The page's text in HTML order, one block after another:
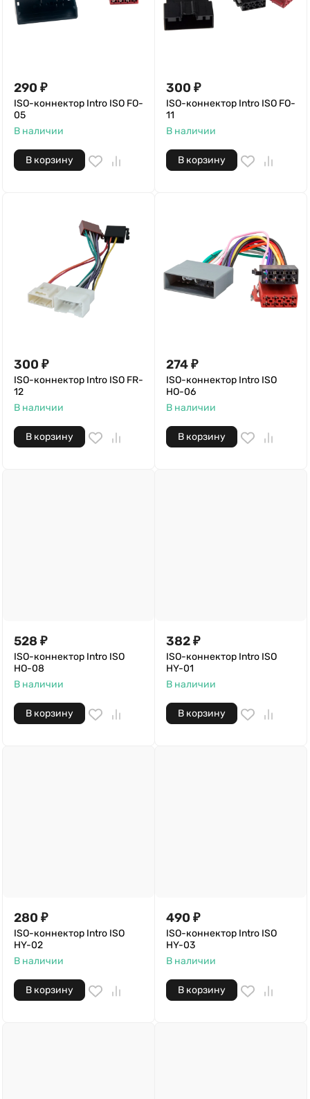
290 ₽
ISO-коннектор Intro ISO FO-
05
В наличии
В корзину
300 ₽
ISO-коннектор Intro ISO FO-
11
В наличии
В корзину
300 ₽
ISO-коннектор Intro ISO FR-
12
В наличии
В корзину
274₽
ISO-коннектор Intro ISO
HO-06
В наличии
В корзину
528 ₽
ISO-коннектор Intro ISO
HO-08
В наличии
В корзину
382₽
ISO-коннектор Intro ISO
HY-01
В наличии
В корзину
280 ₽
ISO-коннектор Intro ISO
HY-02
В наличии
В корзину
490 ₽
ISO-коннектор Intro ISO
HY-03
В наличии
В корзину